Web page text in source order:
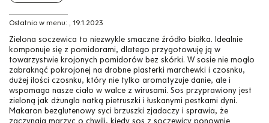
Ostatnio w menu: , 19.1.2023
Zielona soczewica to niezwykle smaczne źródło białka. Idealnie
komponuje się z pomidorami, dlatego przygotowuję ją w
towarzystwie krojonych pomidorów bez skórki. W sosie nie mogło
zabraknąć pokrojonej na drobne plasterki marchewki i czosnku,
dużej ilości czosnku, który nie tylko aromatyzuje danie, ale i
wspomaga nasze ciało w walce z wirusami. Sos przyprawiony jest
zieloną jak dżungla natką pietruszki i łuskanymi pestkami dyni.
Makaron bezglutenowy syci brzuszki zjadaczy i sprawia, że